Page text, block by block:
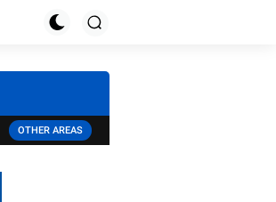
OTHER AREAS